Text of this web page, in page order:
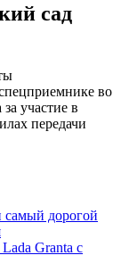
сад
во
участие в
передачи
самый дорогой
Granta с